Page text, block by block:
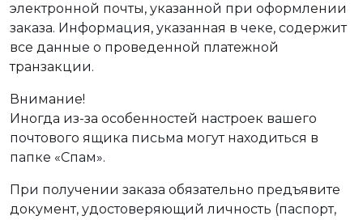
электронной почты, указанной при оформлении
заказа. Информация, указанная в чеке, содержит
все данные о проведенной платежной
транзакции.
Внимание!
Иногда из-за особенностей настроек вашего
почтового ящика письма могут находиться в
папке «Спам».
При получении заказа обязательно предъявите
документ, удостоверяющий личность (паспорт,